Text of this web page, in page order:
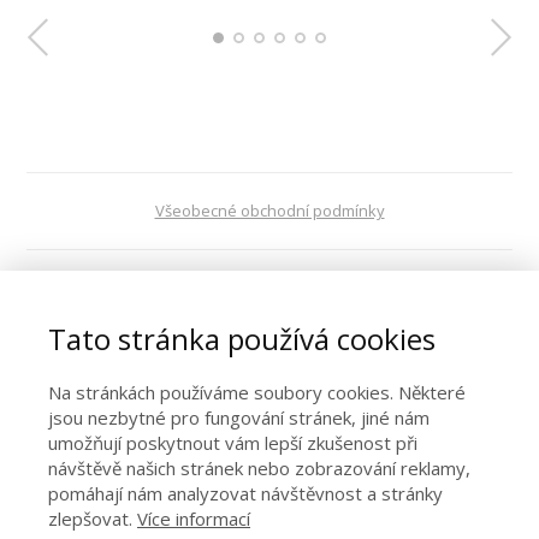
Všeobecné obchodní podmínky
Ochrana osobních údajů
Kontakt
Spolupráce
Tato stránka používá cookies
Na stránkách používáme soubory cookies. Některé
jsou nezbytné pro fungování stránek, jiné nám
umožňují poskytnout vám lepší zkušenost při
návštěvě našich stránek nebo zobrazování reklamy,
pomáhají nám analyzovat návštěvnost a stránky
zlepšovat. Více informací